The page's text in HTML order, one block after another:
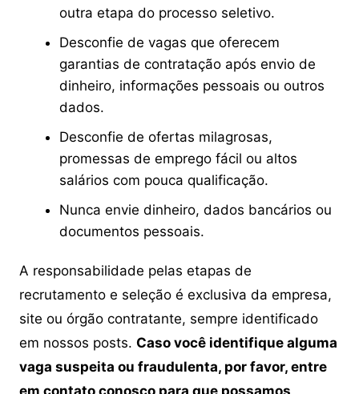
outra etapa do processo seletivo.
Desconfie de vagas que oferecem
garantias de contratação após envio de
dinheiro, informações pessoais ou outros
dados.
Desconfie de ofertas milagrosas,
promessas de emprego fácil ou altos
salários com pouca qualificação.
Nunca envie dinheiro, dados bancários ou
documentos pessoais.
A responsabilidade pelas etapas de
recrutamento e seleção é exclusiva da empresa,
site ou órgão contratante, sempre identificado
em nossos posts. Caso você identifique alguma
vaga suspeita ou fraudulenta, por favor, entre
em contato conosco para que possamos